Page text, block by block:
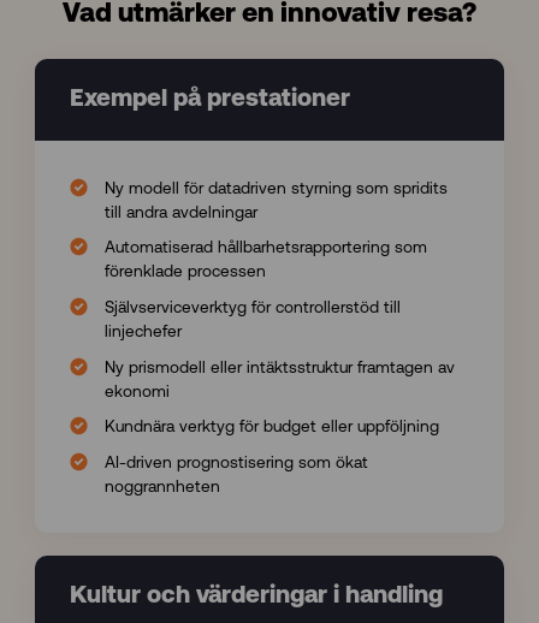
Vad utmärker en innovativ resa?
Exempel på prestationer
Ny modell för datadriven styrning som spridits
till andra avdelningar
Automatiserad hållbarhetsrapportering som
förenklade processen
Självserviceverktyg för controllerstöd till
linjechefer
Ny prismodell eller intäktsstruktur framtagen av
ekonomi
Kundnära verktyg för budget eller uppföljning
AI-driven prognostisering som ökat
noggrannheten
Kultur och värderingar i handling